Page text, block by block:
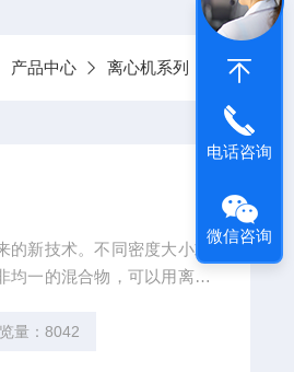
产品中心 离心机系列
的新技术。不同密度大小或
均一的混合物，可以用离心
及大规模大肠杆菌，严细
量：8042
电话咨询
微信咨询